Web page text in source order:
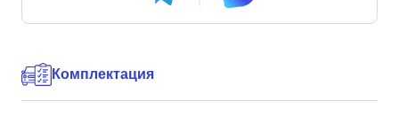
Комплектация